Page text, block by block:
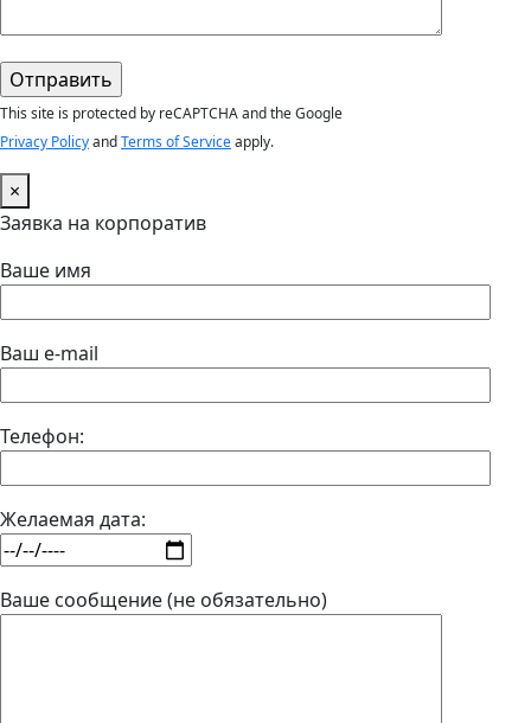
This site is protected by reCAPTCHA and the Google
Privacy PolicyandTerms of Serviceapply.
×
Заявка на корпоратив
Ваше имя
Ваш e-mail
Телефон:
Желаемая дата:
Ваше сообщение (не обязательно)